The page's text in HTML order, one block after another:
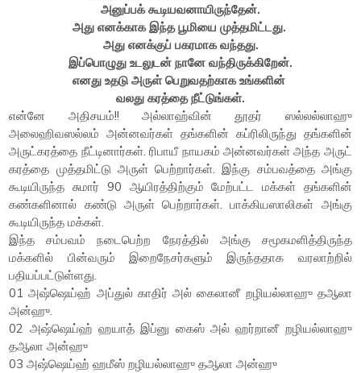
அனுப்பக் கூடியவனாயிருந்தேன்.
அது எனக்காக இந்த பூமியை முத்தமிட்டது.
அது எனக்குப் பகரமாக வந்தது.
இப்பொழுது உடலுடன் நானே வந்திருக்கிறேன்.
எனது உதடு அருள் பெறுவதற்காக உங்களின்
வலது கரத்தை நீட்டுங்கள்.
என்னே அதிசயம்!! அல்லாஹ்வின் தூதர் ஸல்லல்லாஹு
அலைஹிவஸல்லம் அன்னவர்கள் தங்களின் கப்ரிலிருந்து தங்களின்
அருட்கரத்தை நீட்டினார்கள். ரிபாயீ நாயகம் அன்னவர்கள் அந்த அருட்
கரத்தை முத்தமிட்டு அருள் பெற்றார்கள். இந்கு சம்பவத்தை அங்கு
கூடியிருந்த சுமார் 90 ஆயிரத்திற்கும் மேற்பட்ட மக்கள் தங்களின்
கண்களினால் கண்டு அருள் பெற்றார்கள். பாக்கியஸாலிகள் அங்கு
கூடியிருந்த மக்கள்.
இந்த சம்பவம் நடைபெற்ற நேரத்தில் அங்கு சமூகமளித்திருந்த
மக்களில் பின்வரும் இறைநேசர்களும் இருந்ததாக வரலாற்றில்
பதியப்பட்டுள்ளது.
01 அஷ்ஷெய்ஹ் அப்துல் காதிர் அல் கைலானீ றழியல்லாஹு தஆலா
அன்ஹு.
02 அஷ்ஷெய்ஹ் ஹயாத் இப்னு கைஸ் அல் ஹர்றானீ றழியல்லாஹு
தஆலா அன்ஹு
03 அஷ்ஷெய்ஹ் ஹமீஸ் றழியல்லாஹு தஆலா அன்ஹு